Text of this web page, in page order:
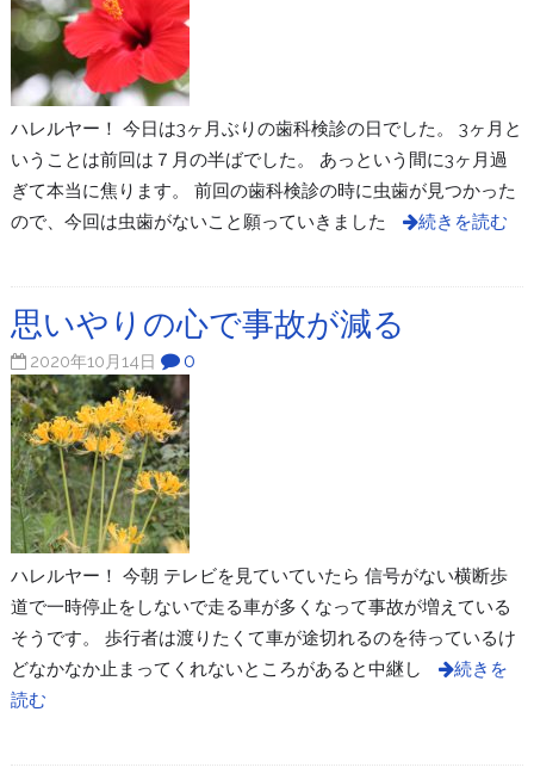
ハレルヤー！ 今日は3ヶ月ぶりの歯科検診の日でした。 3ヶ月と
いうことは前回は７月の半ばでした。 あっという間に3ヶ月過
ぎて本当に焦ります。 前回の歯科検診の時に虫歯が見つかった
ので、今回は虫歯がないこと願っていきました
続きを読む
思いやりの心で事故が減る
2020年10月14日 0
ハレルヤー！ 今朝 テレビを見ていていたら 信号がない横断歩
道で一時停止をしないで走る車が多くなって事故が増えている
そうです。 歩行者は渡りたくて車が途切れるのを待っているけ
どなかなか止まってくれないところがあると中継し
続きを
読む